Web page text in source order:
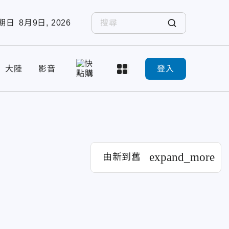
日 8月9日, 2026
大陸 影音 登入
由新到舊 expand_more